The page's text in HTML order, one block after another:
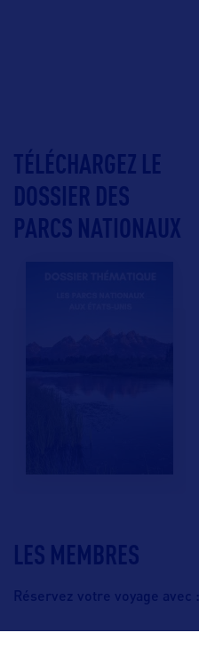
LES MEMBRES
Réservez votre voyage avec :
TÉLÉCHARGEZ LE
DOSSIER DES
PARCS NATIONAUX